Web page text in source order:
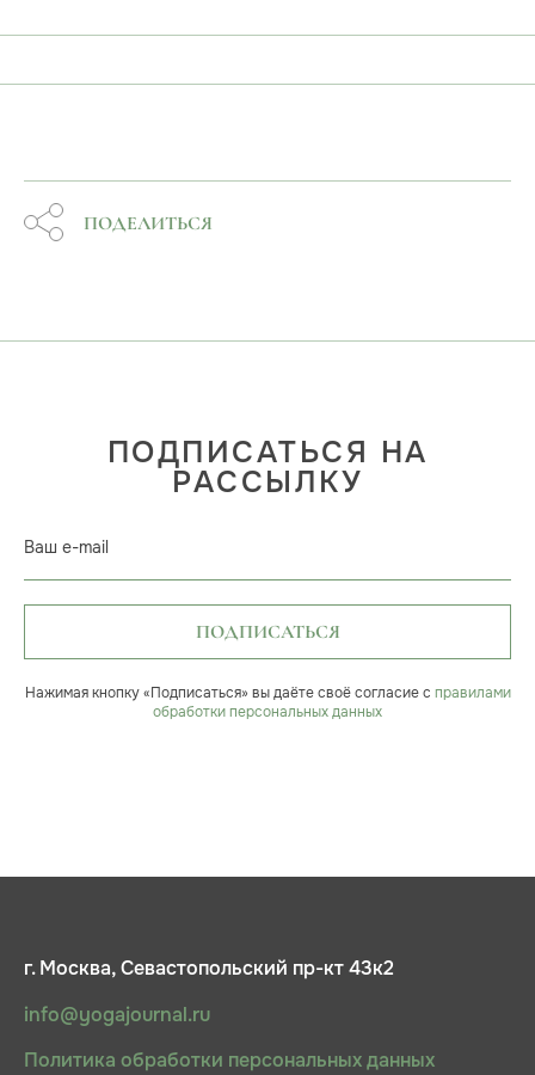
ПОДЕЛИТЬСЯ
ПОДПИСАТЬСЯ НА
РАССЫЛКУ
Ваш e-mail
ПОДПИСАТЬСЯ
Нажимая кнопку «Подписаться» вы даёте своё согласие с правилами
обработки персональных данных
г. Москва, Севастопольский пр-кт 43к2
info@yogajournal.ru
Политика обработки персональных данных